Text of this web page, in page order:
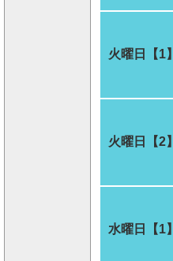
火曜日【1】
火曜日【2】
水曜日【1】